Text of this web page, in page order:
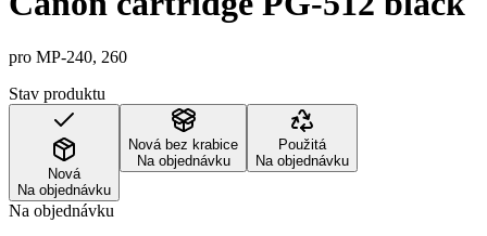
pro MP-240, 260
Stav produktu
Nová
Na objednávku
Nová bez krabice
Na objednávku
Použitá
Na objednávku
Na objednávku